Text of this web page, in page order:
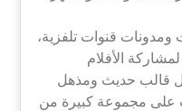
قنوات تلفزية،
الأفلام
قالب حديث ومذهل
على مجموعة كبيرة من